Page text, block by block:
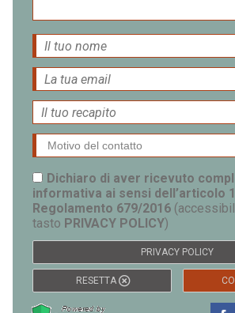
Dichiaro di aver ricevuto
informativa ai sensi dell’articolo
Regolamento 679/2016
tasto PRIVACY POLICY)
PRIVACY POLICY
RESETTA